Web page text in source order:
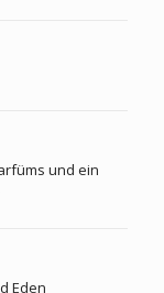
und ein
Eden